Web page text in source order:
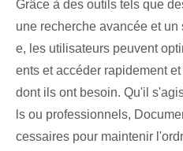
Grâce à des outils tels que
une recherche avancée et
e, les utilisateurs peuvent
ents et accéder rapidement
dont ils ont besoin. Qu'il
ls ou professionnels,
cessaires pour maintenir